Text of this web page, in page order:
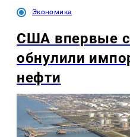
Экономика
США впервые с
обнулили
нефти